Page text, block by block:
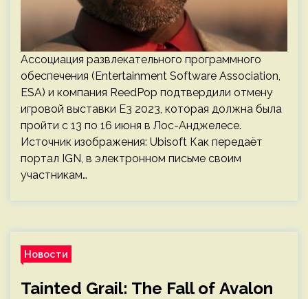
Ассоциация развлекательного программного
обеспечения (Entertainment Software Association,
ESA) и компания ReedPop подтвердили отмену
игровой выставки E3 2023, которая должна была
пройти с 13 по 16 июня в Лос-Анджелесе.
Источник изображения: Ubisoft Как передаёт
портал IGN, в электронном письме своим
участникам…
Новости
Tainted Grail: The Fall of Avalon